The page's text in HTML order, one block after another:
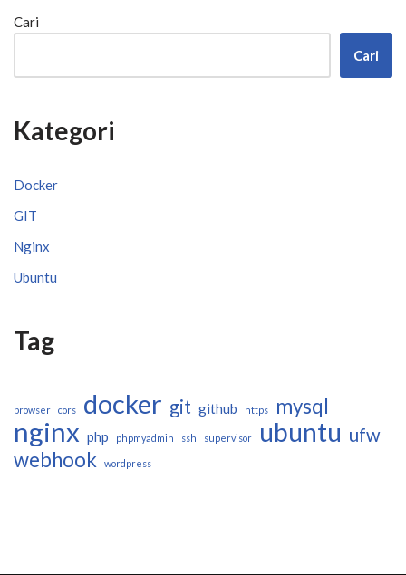
Cari
Cari
Kategori
Docker
GIT
Nginx
Ubuntu
Tag
browser cors docker git github https mysql
nginx php phpmyadmin ssh supervisor ubuntu ufw
webhook wordpress